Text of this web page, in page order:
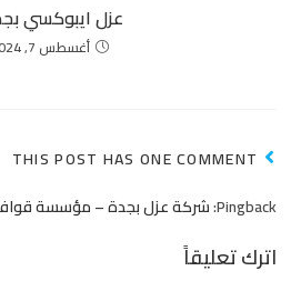
عزل ايبوكسي
أغسطس 7, 2024
THIS POST HAS ONE COMMENT
Pingback: شركة عزل بجدة – مؤسسة
اترك تعليقاً